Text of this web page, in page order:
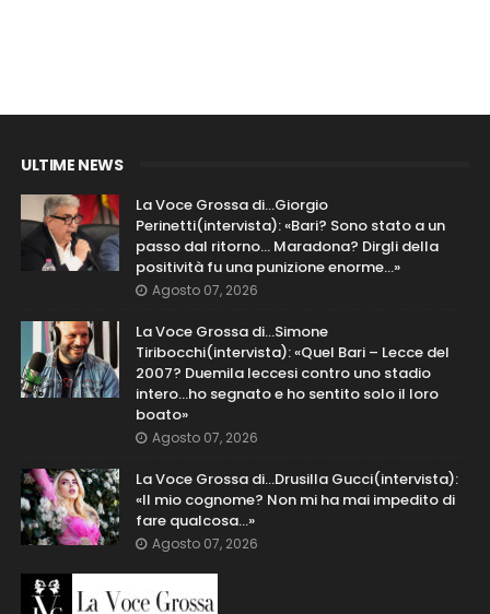
ULTIME NEWS
La Voce Grossa di…Giorgio
Perinetti(intervista): «Bari? Sono stato a un
passo dal ritorno... Maradona? Dirgli della
positività fu una punizione enorme…»
Agosto 07, 2026
La Voce Grossa di…Simone
Tiribocchi(intervista): «Quel Bari – Lecce del
2007? Duemila leccesi contro uno stadio
intero...ho segnato e ho sentito solo il loro
boato»
Agosto 07, 2026
La Voce Grossa di…Drusilla Gucci(intervista):
«Il mio cognome? Non mi ha mai impedito di
fare qualcosa…»
Agosto 07, 2026